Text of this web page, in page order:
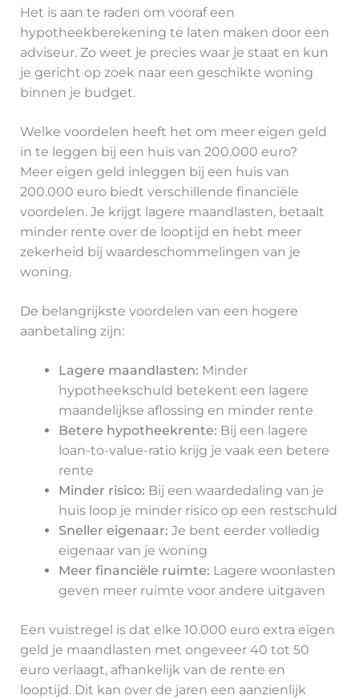
Het is aan te raden om vooraf een
hypotheekberekening te laten maken door een
adviseur. Zo weet je precies waar je staat en kun
je gericht op zoek naar een geschikte woning
binnen je budget.
Welke voordelen heeft het om meer eigen geld
in te leggen bij een huis van 200.000 euro?
Meer eigen geld inleggen bij een huis van
200.000 euro biedt verschillende financiële
voordelen. Je krijgt lagere maandlasten, betaalt
minder rente over de looptijd en hebt meer
zekerheid bij waardeschommelingen van je
woning.
De belangrijkste voordelen van een hogere
aanbetaling zijn:
Lagere maandlasten: Minder
hypotheekschuld betekent een lagere
maandelijkse aflossing en minder rente
Betere hypotheekrente: Bij een lagere
loan-to-value-ratio krijg je vaak een betere
rente
Minder risico: Bij een waardedaling van je
huis loop je minder risico op een restschuld
Sneller eigenaar: Je bent eerder volledig
eigenaar van je woning
Meer financiële ruimte: Lagere woonlasten
geven meer ruimte voor andere uitgaven
Een vuistregel is dat elke 10.000 euro extra eigen
geld je maandlasten met ongeveer 40 tot 50
euro verlaagt, afhankelijk van de rente en
looptijd. Dit kan over de jaren een aanzienlijk